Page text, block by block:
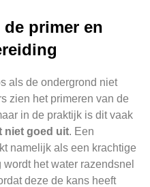
primer en
als de ondergrond niet
zien het primeren van de
in de praktijk is dit vaak
niet goed uit. Een
namelijk als een krachtige
het water razendsnel
deze de kans heeft